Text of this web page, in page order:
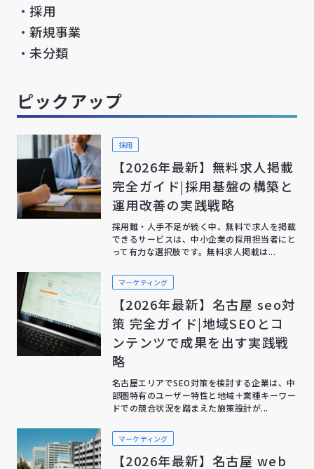
・採用
・新規事業
・未分類
ピックアップ
採用
【2026年最新】無料求人掲載
完全ガイド|採用基盤の構築と
運用改善の実践戦略
採用難・人手不足が続く中、無料で求人を掲載
できるサービスは、中小企業の採用担当者にと
って有力な選択肢です。無料求人掲載は...
マーケティング
【2026年最新】名古屋 seo対
策 完全ガイド|地域SEOとコ
ンテンツで成果を出す実践戦
略
名古屋エリアでSEO対策を検討する企業は、中
部圏特有のユーザー特性と地域＋業種キーワー
ドでの競合状況を踏まえた施策設計が...
マーケティング
【2026年最新】名古屋 web